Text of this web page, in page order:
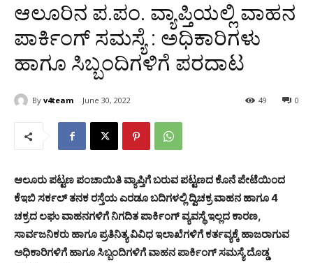
ಆಲೂರಿನ ಪ.ಪಂ. ವ್ಯಾಪ್ತಿಯಲ್ಲಿ ವಾಹನ
ಪಾರ್ಕಿಂಗ್ ಸಮಸ್ಯೆ : ಅಧಿಕಾರಿಗಳು
ಹಾಗೂ ಸಿಬ್ಬಂದಿಗಳಿಗೆ ಪರದಾಟ
By v4team June 30, 2022 0
49
ಆಲೂರು ಪಟ್ಟಣ ಪಂಚಾಯಿತಿ ವ್ಯಾಪ್ತಿಗೆ ಬರುವ ಪಟ್ಟಣದ ಕೊನೆ ಪೇಟೆಯಿಂದ
ಕೆಇಬಿ ಸರ್ಕಲ್ ತನಕ ರಸ್ತೆಯ ಎರಡೂ ಬದಿಗಳಲ್ಲಿ ದ್ವಿಚಕ್ರ ವಾಹನ ಹಾಗೂ 4
ಚಕ್ರದ ಲಘು ವಾಹನಗಳಿಗೆ ನಿಗದಿತ ಪಾರ್ಕಿಂಗ್ ವ್ಯವಸ್ಥೆ ಇಲ್ಲದ ಕಾರಣ,
ಸಾರ್ವಜನಿಕರು ಹಾಗೂ ಪ್ರತಿನಿತ್ಯ ವಿವಿಧ ಇಲಾಖೆಗಳಿಗೆ ಕರ್ತವ್ಯಕ್ಕೆ ಹಾಜರಾಗುವ
ಅಧಿಕಾರಿಗಳಿಗೆ ಹಾಗೂ ಸಿಬ್ಬಂದಿಗಳಿಗೆ ವಾಹನ ಪಾರ್ಕಿಂಗ್ ಸಮಸ್ಯೆ ದೊಡ್ಡ